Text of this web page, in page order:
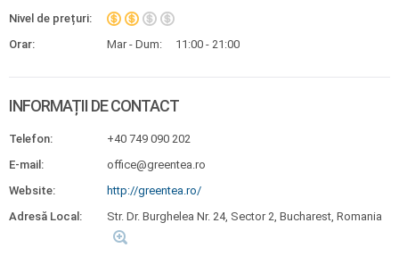
Nivel de prețuri:
Orar:
Mar - Dum: 11:00 - 21:00
INFORMAȚII DE CONTACT
Telefon:
+40 749 090 202
E-mail:
office@greentea.ro
Website:
http://greentea.ro/
Adresă Local:
Str. Dr. Burghelea Nr. 24, Sector 2, Bucharest, Romania